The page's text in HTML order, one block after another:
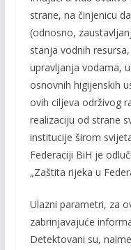
strane, na činjenicu
(odnosno,
stanja vodnih
upravljanja vodama,
osnovnih higijenskih
ovih ciljeva održivog
realizaciju od strane
institucije širom
Federaciji BiH je
„Zaštita rijeka u
Ulazni parametri, za
zabrinjavajuće
Detektovani su,